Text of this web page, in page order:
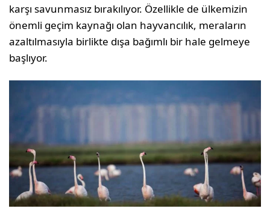
karşı savunmasız bırakılıyor. Özellikle de ülkemizin
önemli geçim kaynağı olan hayvancılık, meraların
azaltılmasıyla birlikte dışa bağımlı bir hale gelmeye
başlıyor.